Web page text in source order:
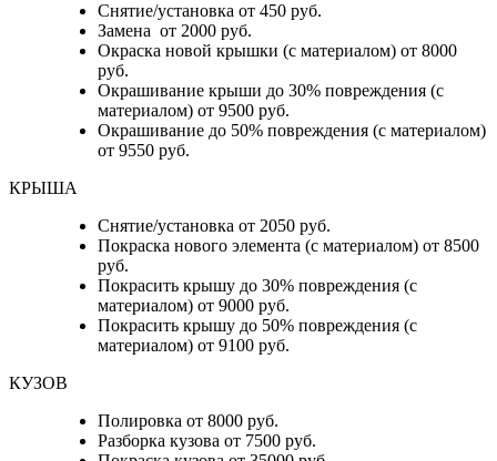
Снятие/установка от 450 руб.
Замена от 2000 руб.
Окраска новой крышки (с материалом) от 8000
руб.
Окрашивание крыши до 30% повреждения (с
материалом) от 9500 руб.
Окрашивание до 50% повреждения (с материалом)
от 9550 руб.
КРЫША
Снятие/установка от 2050 руб.
Покраска нового элемента (с материалом) от 8500
руб.
Покрасить крышу до 30% повреждения (с
материалом) от 9000 руб.
Покрасить крышу до 50% повреждения (с
материалом) от 9100 руб.
КУЗОВ
Полировка от 8000 руб.
Разборка кузова от 7500 руб.